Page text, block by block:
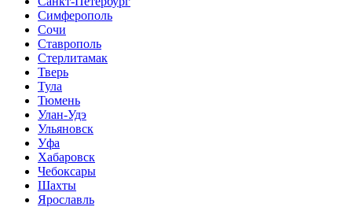
Симферополь
Сочи
Ставрополь
Стерлитамак
Тверь
Тула
Тюмень
Улан-Удэ
Ульяновск
Уфа
Хабаровск
Чебоксары
Шахты
Ярославль